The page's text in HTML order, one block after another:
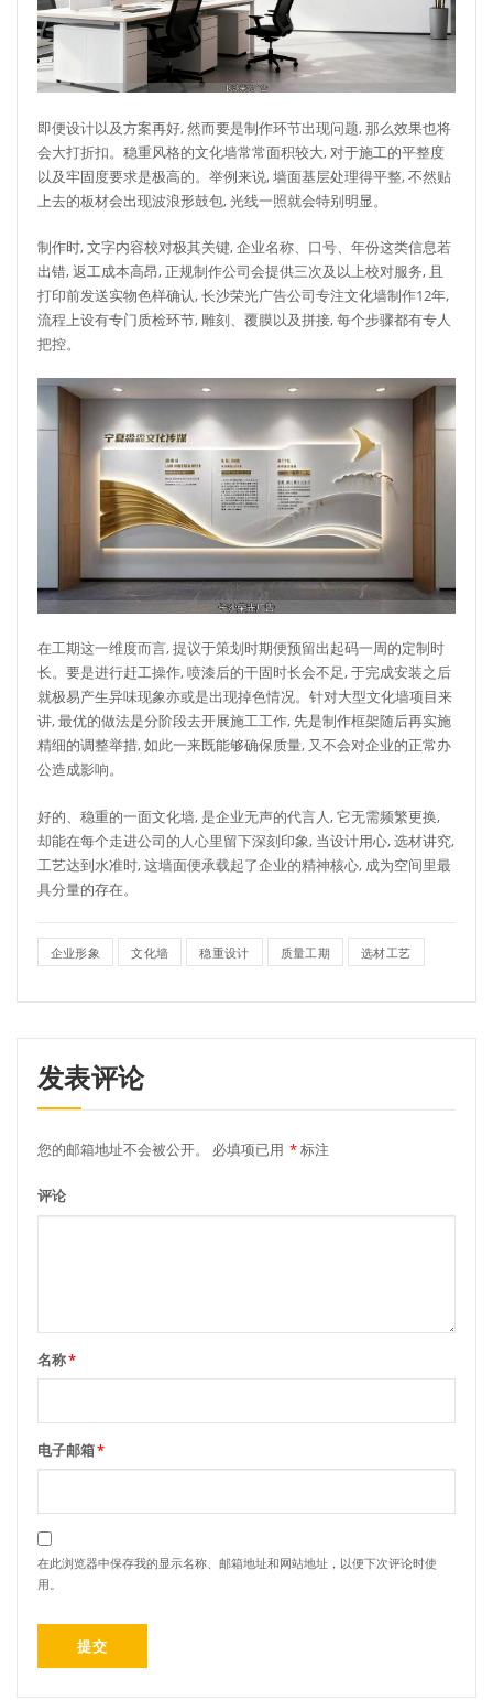
即便设计以及方案再好, 然而要是制作环节出现问题, 那么效果也将
会大打折扣。稳重风格的文化墙常常面积较大, 对于施工的平整度
以及牢固度要求是极高的。举例来说, 墙面基层处理得平整, 不然贴
上去的板材会出现波浪形鼓包, 光线一照就会特别明显。
制作时, 文字内容校对极其关键, 企业名称、口号、年份这类信息若
出错, 返工成本高昂, 正规制作公司会提供三次及以上校对服务, 且
打印前发送实物色样确认, 长沙荣光广告公司专注文化墙制作12年,
流程上设有专门质检环节, 雕刻、覆膜以及拼接, 每个步骤都有专人
把控。
在工期这一维度而言, 提议于策划时期便预留出起码一周的定制时
长。要是进行赶工操作, 喷漆后的干固时长会不足, 于完成安装之后
就极易产生异味现象亦或是出现掉色情况。针对大型文化墙项目来
讲, 最优的做法是分阶段去开展施工工作, 先是制作框架随后再实施
精细的调整举措, 如此一来既能够确保质量, 又不会对企业的正常办
公造成影响。
好的、稳重的一面文化墙, 是企业无声的代言人, 它无需频繁更换,
却能在每个走进公司的人心里留下深刻印象, 当设计用心, 选材讲究,
工艺达到水准时, 这墙面便承载起了企业的精神核心, 成为空间里最
具分量的存在。
企业形象 文化墙 稳重设计 质量工期 选材工艺
发表评论
您的邮箱地址不会被公开。 必填项已用 *标注
评论
名称*
电子邮箱*
在此浏览器中保存我的显示名称、邮箱地址和网站地址，以便下次评论时使
用。